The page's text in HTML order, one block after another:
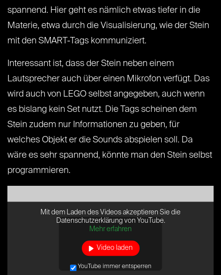
spannend. Hier geht es nämlich etwas tiefer in die
Materie, etwa durch die Visualisierung, wie der Stein
mit den SMART-Tags kommuniziert.
Interessant ist, dass der Stein neben einem
Lautsprecher auch über einen Mikrofon verfügt. Das
wird auch von LEGO selbst angegeben, auch wenn
es bislang kein Set nutzt. Die Tags scheinen dem
Stein zudem nur Informationen zu geben, für
welches Objekt er die Sounds abspielen soll. Da
wäre es sehr spannend, könnte man den Stein selbst
programmieren.
Mit dem Laden des Videos akzeptieren Sie die
Datenschutzerklärung von YouTube.
Mehr erfahren
Video laden
YouTube immer entsperren